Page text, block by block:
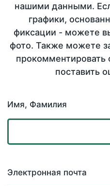
нашими данными.
графики,
фиксации - можете
фото. Также можете
прокомментировать
поставить
Имя, Фамилия
Электронная почта